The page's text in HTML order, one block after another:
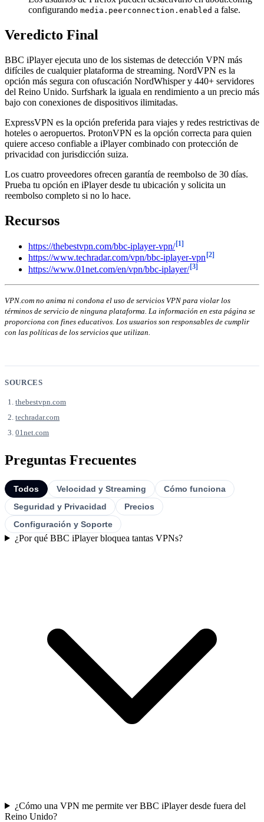
configurando media.peerconnection.enabled a false.
Veredicto Final
BBC iPlayer ejecuta uno de los sistemas de detección VPN más
difíciles de cualquier plataforma de streaming. NordVPN es la
opción más segura con ofuscación NordWhisper y 440+ servidores
del Reino Unido. Surfshark la iguala en rendimiento a un precio más
bajo con conexiones de dispositivos ilimitadas.
ExpressVPN es la opción preferida para viajes y redes restrictivas de
hoteles o aeropuertos. ProtonVPN es la opción correcta para quien
quiere acceso confiable a iPlayer combinado con protección de
privacidad con jurisdicción suiza.
Los cuatro proveedores ofrecen garantía de reembolso de 30 días.
Prueba tu opción en iPlayer desde tu ubicación y solicita un
reembolso completo si no lo hace.
Recursos
https://thebestvpn.com/bbc-iplayer-vpn/ [1]
https://www.techradar.com/vpn/bbc-iplayer-vpn [2]
https://www.01net.com/en/vpn/bbc-iplayer/ [3]
VPN.com no anima ni condona el uso de servicios VPN para violar los
términos de servicio de ninguna plataforma. La información en esta página se
proporciona con fines educativos. Los usuarios son responsables de cumplir
con las políticas de los servicios que utilizan.
SOURCES
thebestvpn.com
techradar.com
01net.com
Preguntas Frecuentes
Todos Velocidad y Streaming
Cómo funciona
Seguridad y Privacidad
Precios
Configuración y Soporte
¿Por qué BBC iPlayer bloquea tantas VPNs?
¿Cómo una VPN me permite ver BBC iPlayer desde fuera del
Reino Unido?